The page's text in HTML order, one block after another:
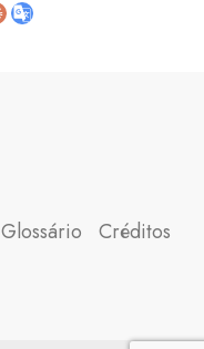
Glossário Créditos